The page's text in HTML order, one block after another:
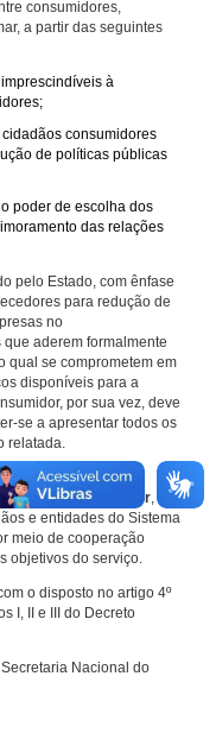
consumidores,
a partir das seguintes
à
consumidores
de políticas públicas
poder de escolha dos
das relações
pelo Estado, com ênfase
para redução de
no
aderem formalmente
qual se comprometem em
disponíveis para a
por sua vez, deve
se a apresentar todos os
relatada.
da Justiça é a
doConsumidor.gov.br,
e entidades do Sistema
meio de cooperação
objetivos do serviço.
o disposto no artigo 4º
I, II e III do Decreto
Nacional do